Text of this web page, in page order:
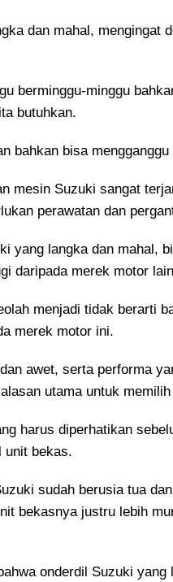
dan mahal, mengingat
berminggu-minggu
butuhkan.
bahkan bisa
mesin Suzuki sangat
perawatan dan
yang langka dan mahal,
daripada merek motor
menjadi tidak berarti
merek motor ini.
awet, serta performa
utama untuk
harus diperhatikan
unit bekas.
sudah berusia tua
bekasnya justru lebih
onderdil Suzuki